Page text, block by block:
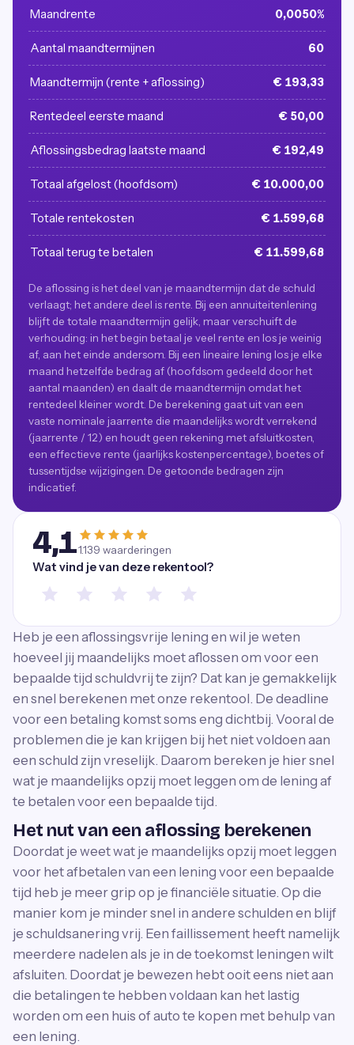
Maandrente 0,0050%
Aantal maandtermijnen 60
Maandtermijn (rente + aflossing) € 193,33
Rentedeel eerste maand € 50,00
Aflossingsbedrag laatste maand € 192,49
Totaal afgelost (hoofdsom) € 10.000,00
Totale rentekosten € 1.599,68
Totaal terug te betalen € 11.599,68
De aflossing is het deel van je maandtermijn dat de schuld
verlaagt; het andere deel is rente. Bij een annuiteitenlening
blijft de totale maandtermijn gelijk, maar verschuift de
verhouding: in het begin betaal je veel rente en los je weinig
af, aan het einde andersom. Bij een lineaire lening los je elke
maand hetzelfde bedrag af (hoofdsom gedeeld door het
aantal maanden) en daalt de maandtermijn omdat het
rentedeel kleiner wordt. De berekening gaat uit van een
vaste nominale jaarrente die maandelijks wordt verrekend
(jaarrente / 12) en houdt geen rekening met afsluitkosten,
een effectieve rente (jaarlijks kostenpercentage), boetes of
tussentijdse wijzigingen. De getoonde bedragen zijn
indicatief.
4,11.139 waarderingen
Wat vind je van deze rekentool?
Heb je een aflossingsvrije lening en wil je weten
hoeveel jij maandelijks moet aflossen om voor een
bepaalde tijd schuldvrij te zijn? Dat kan je gemakkelijk
en snel berekenen met onze rekentool. De deadline
voor een betaling komst soms eng dichtbij. Vooral de
problemen die je kan krijgen bij het niet voldoen aan
een schuld zijn vreselijk. Daarom bereken je hier snel
wat je maandelijks opzij moet leggen om de lening af
te betalen voor een bepaalde tijd.
Het nut van een aflossing berekenen
Doordat je weet wat je maandelijks opzij moet leggen
voor het afbetalen van een lening voor een bepaalde
tijd heb je meer grip op je financiële situatie. Op die
manier kom je minder snel in andere schulden en blijf
je schuldsanering vrij. Een faillissement heeft namelijk
meerdere nadelen als je in de toekomst leningen wilt
afsluiten. Doordat je bewezen hebt ooit eens niet aan
die betalingen te hebben voldaan kan het lastig
worden om een huis of auto te kopen met behulp van
een lening.